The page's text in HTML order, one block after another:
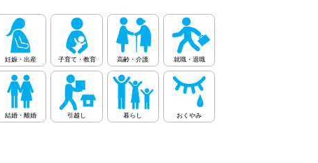
妊娠・出産 子育て・教育 高齢・介護 就職・退職
結婚・離婚 引越し 暮らし おくやみ